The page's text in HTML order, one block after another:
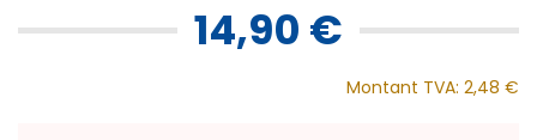
14,90 €
Montant TVA: 2,48 €